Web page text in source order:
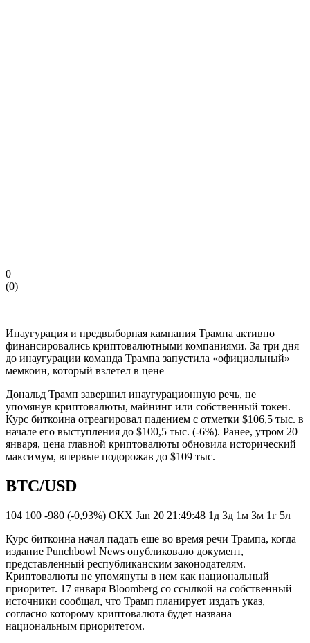
0
(0)
Инаугурация и предвыборная кампания Трампа активно
финансировались криптовалютными компаниями. За три дня
до инаугурации команда Трампа запустила «официальный»
мемкоин, который взлетел в цене
Дональд Трамп завершил инаугурационную речь, не
упомянув криптовалюты, майнинг или собственный токен.
Курс биткоина отреагировал падением с отметки $106,5 тыс. в
начале его выступления до $100,5 тыс. (-6%). Ранее, утром 20
января, цена главной криптовалюты обновила исторический
максимум, впервые подорожав до $109 тыс.
BTC/USD
104 100 -980 (-0,93%) ОКХ Jan 20 21:49:48 1д 3д 1м 3м 1г 5л
Курс биткоина начал падать еще во время речи Трампа, когда
издание Punchbowl News опубликовало документ,
представленный республиканским законодателям.
Криптовалюты не упомянуты в нем как национальный
приоритет. 17 января Bloomberg со ссылкой на собственный
источники сообщал, что Трамп планирует издать указ,
согласно которому криптовалюта будет названа
национальным приоритетом.